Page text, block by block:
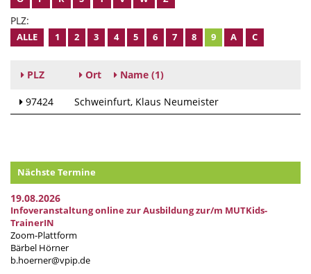
PLZ:
ALLE 1 2 3 4 5 6 7 8 9 A C
PLZ Ort Name (1)
97424 Schweinfurt Klaus Neumeister
Nächste Termine
19.08.2026
Infoveranstaltung online zur Ausbildung zur/m MUTKids-
TrainerIN
Zoom-Plattform
Bärbel Hörner
b.hoerner@vpip.de